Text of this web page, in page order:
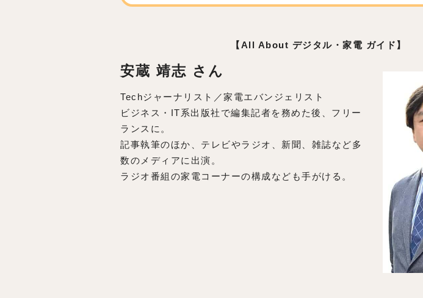
【All About デジタル・家電 ガイド】
安蔵 靖志 さん
Techジャーナリスト／家電エバンジェリスト
ビジネス・IT系出版社で編集記者を務めた後、フリー
ランスに。
記事執筆のほか、テレビやラジオ、新聞、雑誌など多
数のメディアに出演。
ラジオ番組の家電コーナーの構成なども手がける。